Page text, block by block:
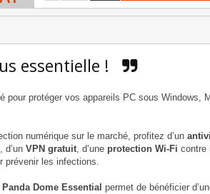
essentielle !
pour protéger vos appareils PC sous Windows,
numérique sur le marché, profitez d’un
, d’un VPN gratuit, d’une protection Wi-Fi contre
prévenir les infections.
Panda Dome Essential permet de bénéficier